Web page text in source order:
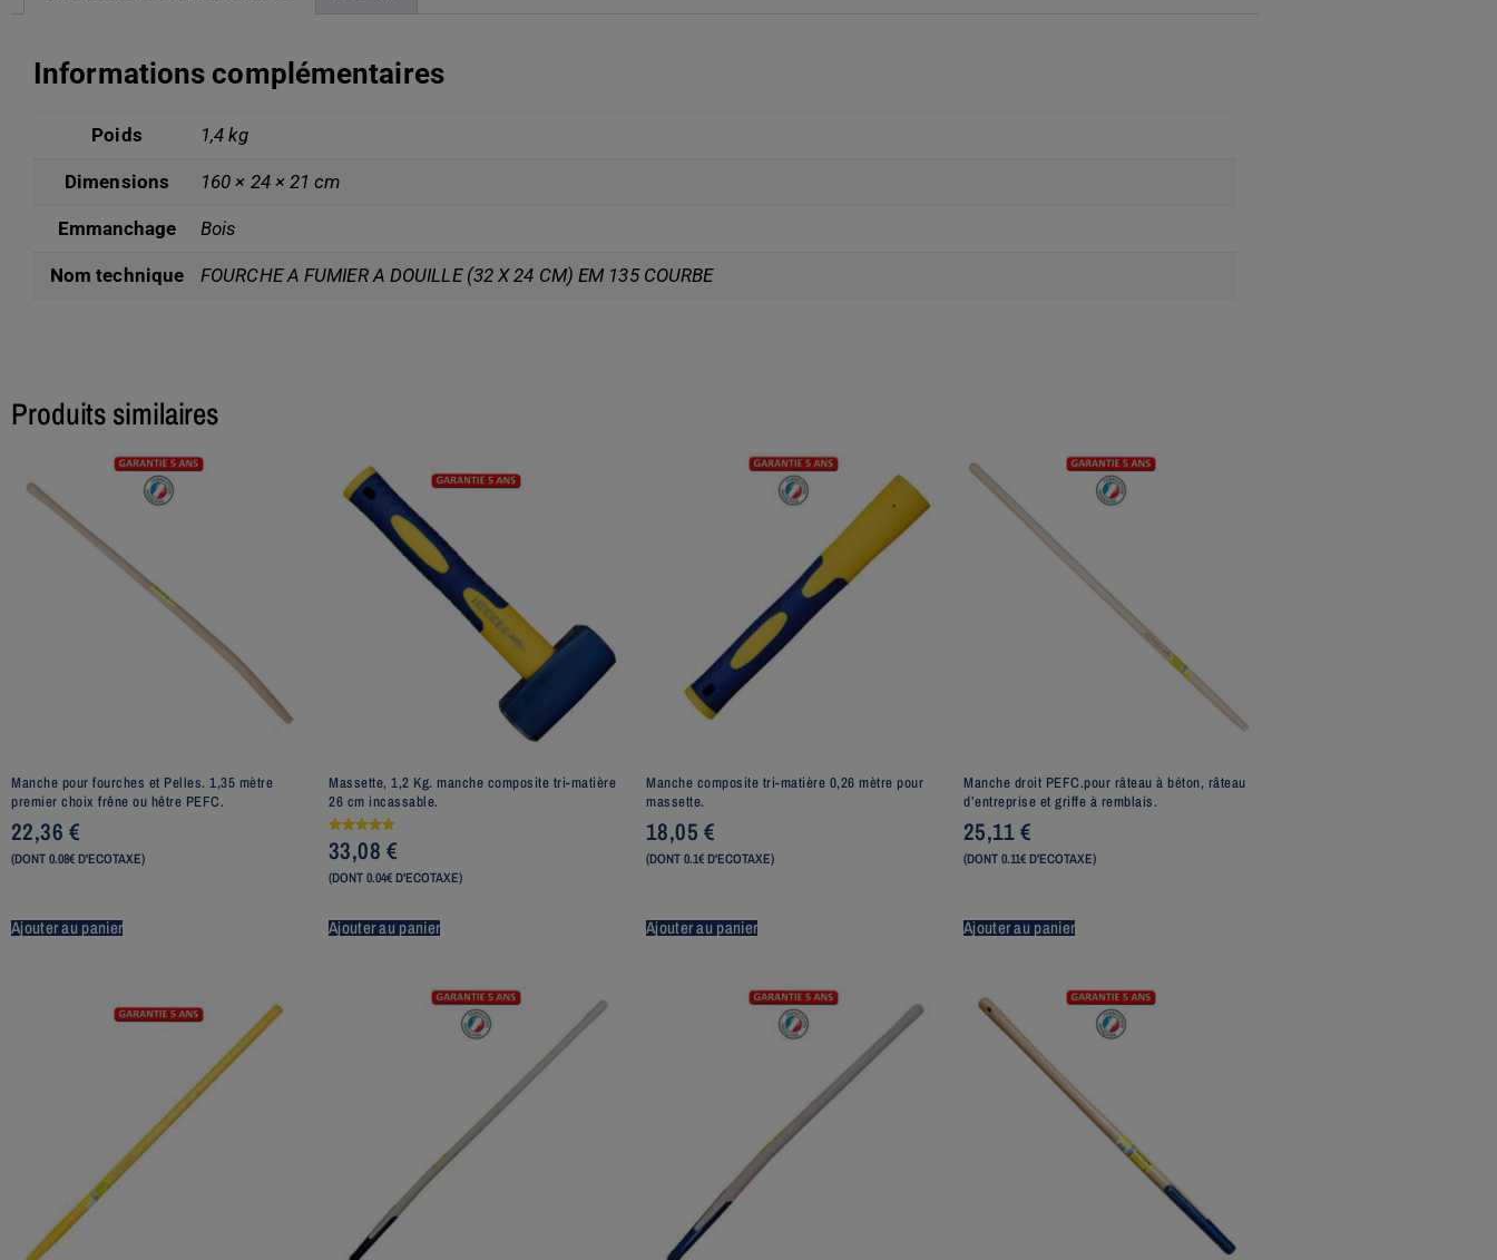
Informations complémentaires
Poids 1,4 kg
Dimensions 160 × 24 × 21 cm
Emmanchage Bois
Nom technique FOURCHE A FUMIER A DOUILLE (32 X 24 CM) EM 135 COURBE
Produits similaires
Manche pour fourches et Pelles. 1,35 mètre
premier choix frêne ou hêtre PEFC.
22,36€
(DONT 0.08€ D'ECOTAXE)
Ajouter au panier
Massette, 1,2 Kg. manche composite tri-matière
26 cm incassable.
Note
5.00
sur 5
33,08€
(DONT 0.04€ D'ECOTAXE)
Ajouter au panier
Manche composite tri-matière 0,26 mètre pour
massette.
18,05€
(DONT 0.1€ D'ECOTAXE)
Ajouter au panier
Manche droit PEFC.pour râteau à béton, râteau
d’entreprise et griffe à remblais.
25,11€
(DONT 0.11€ D'ECOTAXE)
Ajouter au panier